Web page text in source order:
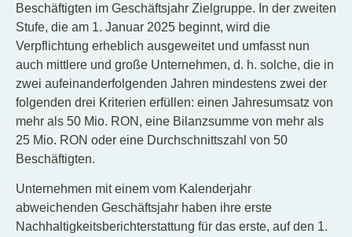
Beschäftigten im Geschäftsjahr Zielgruppe. In der zweiten
Stufe, die am 1. Januar 2025 beginnt, wird die
Verpflichtung erheblich ausgeweitet und umfasst nun
auch mittlere und große Unternehmen, d. h. solche, die in
zwei aufeinanderfolgenden Jahren mindestens zwei der
folgenden drei Kriterien erfüllen: einen Jahresumsatz von
mehr als 50 Mio. RON, eine Bilanzsumme von mehr als
25 Mio. RON oder eine Durchschnittszahl von 50
Beschäftigten.
Unternehmen mit einem vom Kalenderjahr
abweichenden Geschäftsjahr haben ihre erste
Nachhaltigkeitsberichterstattung für das erste, auf den 1.